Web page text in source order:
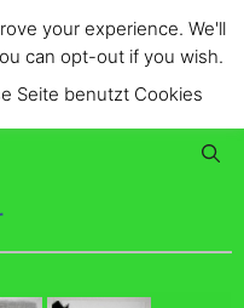
and colourful
your experience. We'll
can opt-out if you wish.
Seite benutzt Cookies